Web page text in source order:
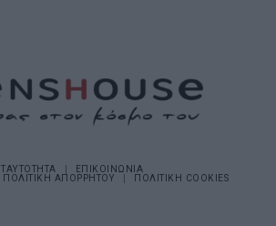
ΤΑΥΤΟΤΗΤΑ
ΕΠΙΚΟΙΝΩΝΙΑ
ΠΟΛΙΤΙΚΗ ΑΠΟΡΡΗΤΟΥ ΠΟΛΙΤΙΚΗ COOKIES